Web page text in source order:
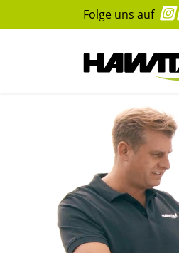
Folge uns auf